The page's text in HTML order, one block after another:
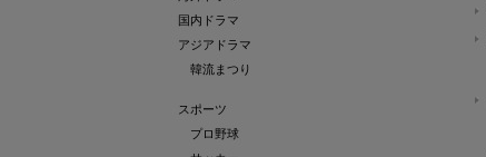
国内ドラマ
アジアドラマ
韓流まつり
スポーツ
プロ野球